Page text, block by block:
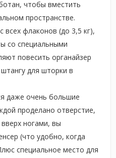
чтобы вместить
пространстве.
всех флаконов (до 3,5 кг),
со специальными
повесить органайзер
для шторки в
даже очень большие
проделано отверстие,
ногами, вы
(что удобно, когда
специальное место для